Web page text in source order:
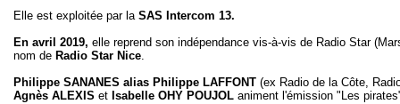
Elle est exploitée par la SAS Intercom 13.
En avril 2019, elle reprend son indépendance vis-à-vis de Radio Star
nom de Radio Star Nice.
Philippe SANANES alias Philippe LAFFONT (ex Radio de la Côte,
Agnès ALEXIS et Isabelle OHY POUJOL animent l'émission "Les